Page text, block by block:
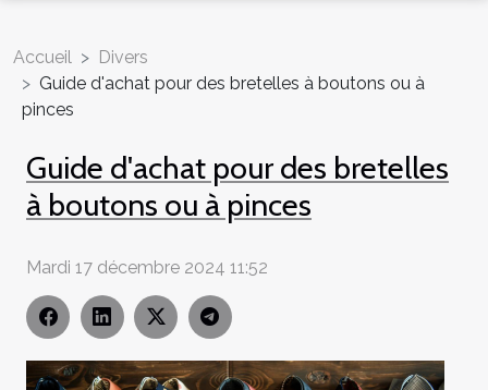
Accueil
Divers
Guide d'achat pour des bretelles à boutons ou à
pinces
Guide d'achat pour des bretelles
à boutons ou à pinces
Mardi 17 décembre 2024 11:52